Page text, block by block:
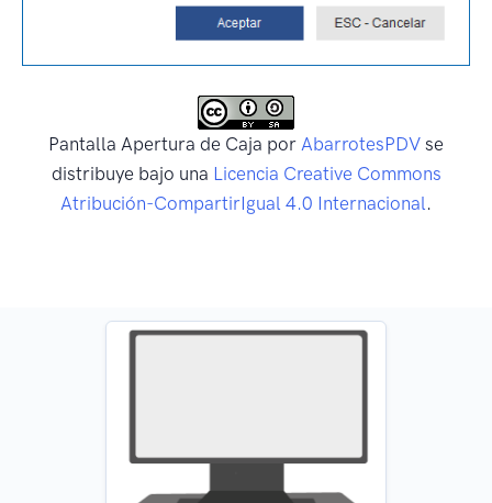
Pantalla Apertura de Caja por AbarrotesPDV se
distribuye bajo una Licencia Creative Commons
Atribución-CompartirIgual 4.0 Internacional .